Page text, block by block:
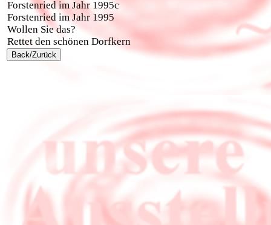
Forstenried im Jahr 1995c
Forstenried im Jahr 1995
Wollen Sie das?
Rettet den schönen Dorfkern